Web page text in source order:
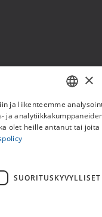
FI
×
ja liikenteemme
ja
olet heille antanut tai joita
SUORITUSKYVYLLISET